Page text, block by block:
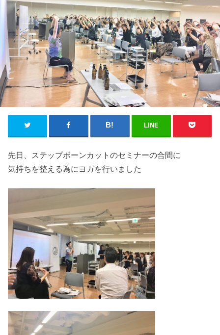
LINE
先日、ステップボーンカットのセミナーの合間に
気持ちを整える為にヨガを行いました